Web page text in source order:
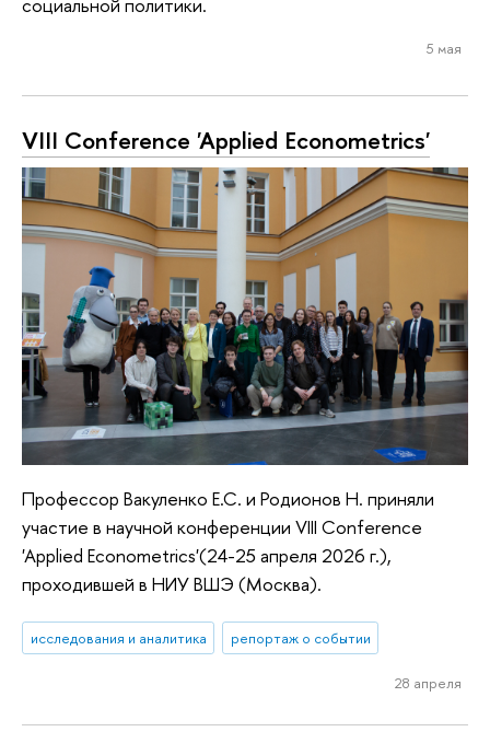
5 мая
VIII Conference 'Applied Econometrics'
Профессор Вакуленко Е.С. и Родионов Н. приняли
участие в научной конференции VIII Conference
'Applied Econometrics'(24-25 апреля 2026 г.),
проходившей в НИУ ВШЭ (Москва).
исследования и аналитика репортаж о событии
28 апреля